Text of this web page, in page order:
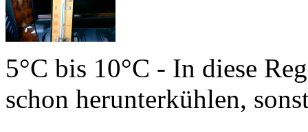
5°C bis 10°C - In diese
schon herunterkühlen,